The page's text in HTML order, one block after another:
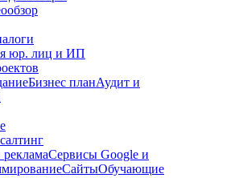
юр. лиц и ИП
Бизнес планАудит и
Сервисы Google и
СайтыОбучающие